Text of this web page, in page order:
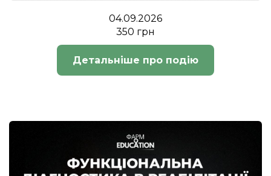
04.09.2026
350 грн
Детальніше про подію